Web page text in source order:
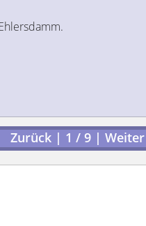
Zurück | 1 / 9 | Weiter